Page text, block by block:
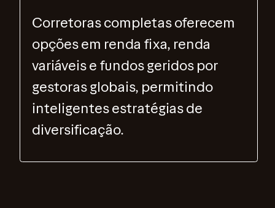
Corretoras completas oferecem
opções em renda fixa, renda
variáveis e fundos geridos por
gestoras globais, permitindo
inteligentes estratégias de
diversificação.